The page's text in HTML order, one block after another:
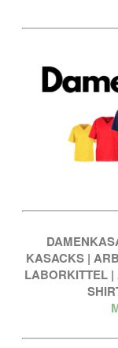
KASACKS |
LABORKITTEL |